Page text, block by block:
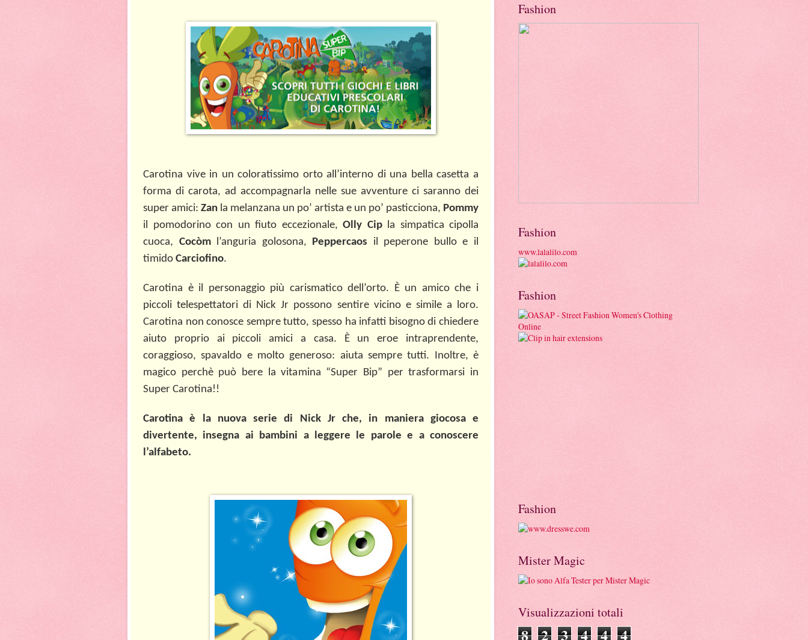
Carotina vive in un coloratissimo orto all’interno di una bella casetta a
forma di carota, ad accompagnarla nelle sue avventure ci saranno dei
super amici: Zan la melanzana un po’ artista e un po’ pasticciona, Pommy
il pomodorino con un fiuto eccezionale, Olly Cipla simpatica cipolla
cuoca, Cocòml’anguria golosona, Peppercaos il peperone bullo e il
timido Carciofino.
Carotina è il personaggio più carismatico dell’orto. È un amico che i
piccoli telespettatori di Nick Jr possono sentire vicino e simile a loro.
Carotina non conosce sempre tutto, spesso ha infatti bisogno di chiedere
aiuto proprio ai piccoli amici a casa. È un eroe intraprendente,
coraggioso, spavaldo e molto generoso: aiuta sempre tutti. Inoltre, è
magico perchè può bere la vitamina “Super Bip” per trasformarsi in
Super Carotina!!
Carotina è la nuova serie di Nick Jr che, in maniera giocosa e
divertente, insegna ai bambini a leggere le parole e a conoscere
l’alfabeto.
Fashion
Fashion
www.lalalilo.com
Fashion
Fashion
Mister Magic
Visualizzazioni totali
8 2 3 4 4 4